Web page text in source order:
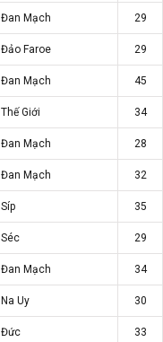
Đan Mạch 29
Đảo Faroe 29
Đan Mạch 45
Thế Giới 34
Đan Mạch 28
Đan Mạch 32
Síp 35
Séc 29
Đan Mạch 34
Na Uy 30
Đức 33